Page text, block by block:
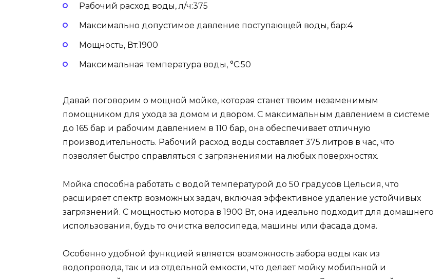
Рабочий расход воды, л/ч:375
Максимально допустимое давление поступающей воды, бар:4
Мощность, Вт:1900
Максимальная температура воды, °С:50
Давай поговорим о мощной мойке, которая станет твоим незаменимым
помощником для ухода за домом и двором. С максимальным давлением в системе
до 165 бар и рабочим давлением в 110 бар, она обеспечивает отличную
производительность. Рабочий расход воды составляет 375 литров в час, что
позволяет быстро справляться с загрязнениями на любых поверхностях.
Мойка способна работать с водой температурой до 50 градусов Цельсия, что
расширяет спектр возможных задач, включая эффективное удаление устойчивых
загрязнений. С мощностью мотора в 1900 Вт, она идеально подходит для домашнего
использования, будь то очистка велосипеда, машины или фасада дома.
Особенно удобной функцией является возможность забора воды как из
водопровода, так и из отдельной емкости, что делает мойку мобильной и